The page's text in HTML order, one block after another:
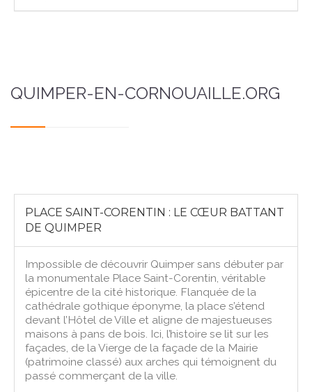
QUIMPER-EN-CORNOUAILLE.ORG
PLACE SAINT-CORENTIN : LE CŒUR BATTANT
DE QUIMPER
Impossible de découvrir Quimper sans débuter par
la monumentale Place Saint-Corentin, véritable
épicentre de la cité historique. Flanquée de la
cathédrale gothique éponyme, la place s’étend
devant l’Hôtel de Ville et aligne de majestueuses
maisons à pans de bois. Ici, l’histoire se lit sur les
façades, de la Vierge de la façade de la Mairie
(patrimoine classé) aux arches qui témoignent du
passé commerçant de la ville.